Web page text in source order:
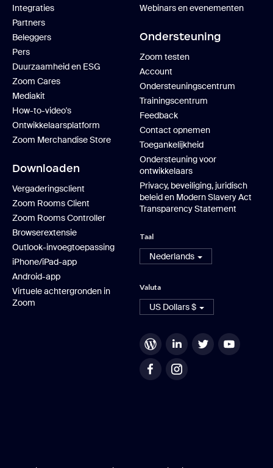
Integraties
Partners
Beleggers
Pers
Duurzaamheid en ESG
Zoom Cares
Mediakit
How-to-video's
Ontwikkelaarsplatform
Zoom Merchandise Store
Downloaden
Vergaderingsclient
Zoom Rooms Client
Zoom Rooms Controller
Browserextensie
Outlook-invoegtoepassing
iPhone/iPad-app
Android-app
Virtuele achtergronden in
Zoom
Webinars en evenementen
Ondersteuning
Zoom testen
Account
Ondersteuningscentrum
Trainingscentrum
Feedback
Contact opnemen
Toegankelijkheid
Ondersteuning voor
ontwikkelaars
Privacy, beveiliging, juridisch
beleid en Modern Slavery Act
Transparency Statement
Taal
Nederlands
Valuta
US Dollars $